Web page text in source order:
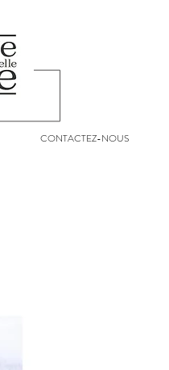
CONTACTEZ-NOUS